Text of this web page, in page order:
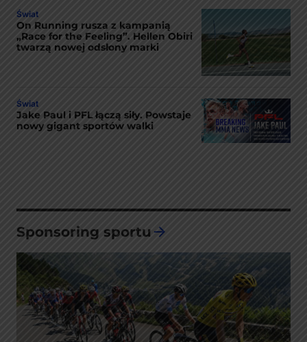
Świat
On Running rusza z kampanią
„Race for the Feeling”. Hellen Obiri
twarzą nowej odsłony marki
Świat
Jake Paul i PFL łączą siły. Powstaje
nowy gigant sportów walki
Sponsoring sportu